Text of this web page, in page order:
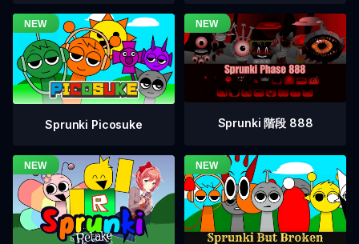
Sprunki Picosuke Sprunki 階段 888